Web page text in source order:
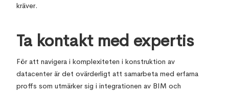
kräver.
Ta kontakt med expertis
För att navigera i komplexiteten i konstruktion av
datacenter är det ovärderligt att samarbeta med erfarna
proffs som utmärker sig i integrationen av BIM och